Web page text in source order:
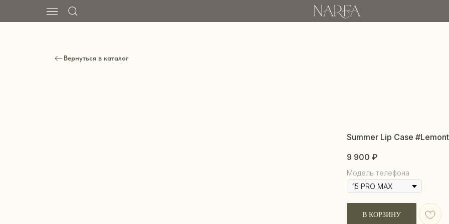
Вернуться в каталог
Summer Lip Case
9 900 ₽
Модель телефона
В КОРЗИНУ